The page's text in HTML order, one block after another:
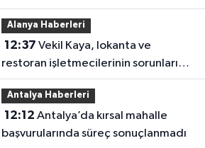
Alanya Haberleri
12:37
restoran işletmecilerinin sorunlarını
TBMM’ye taşıdı
Antalya Haberleri
12:12
başvurularında süreç sonuçlanmadı